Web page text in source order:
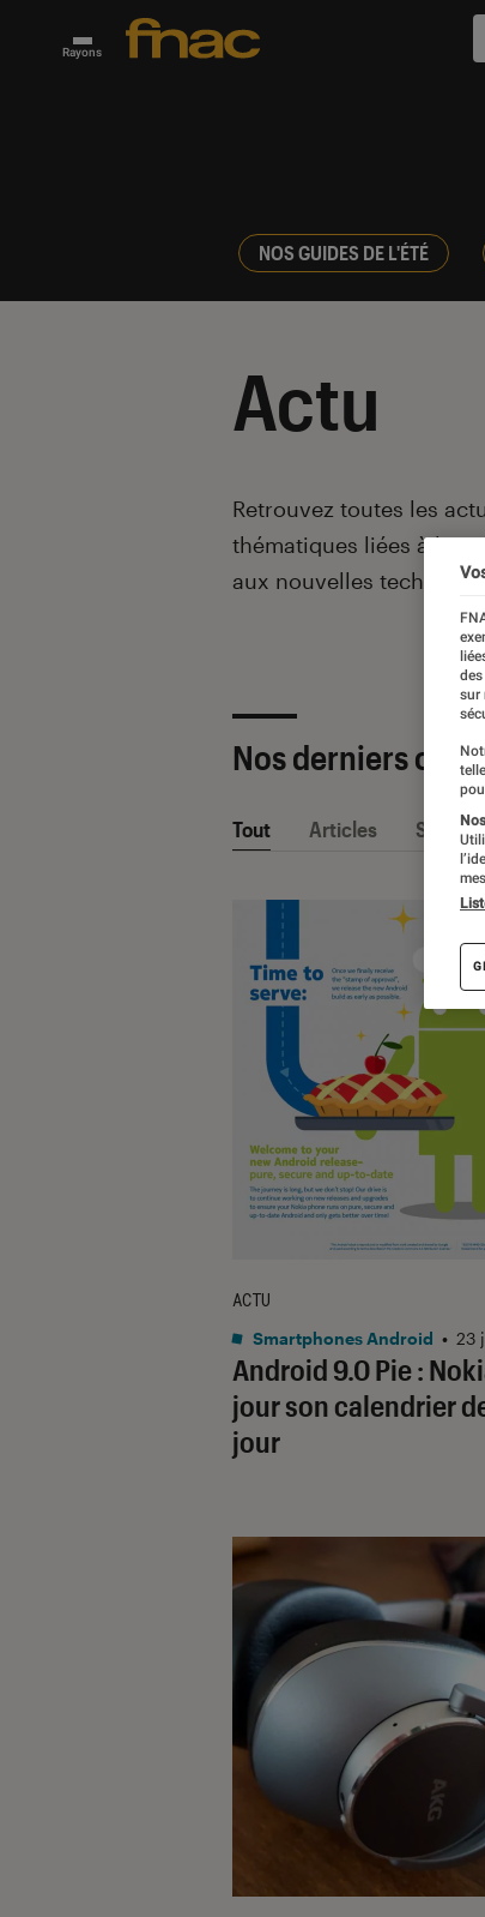
Rayons
NOS GUIDES DE L'ÉTÉ
Actu
Introduction
Retrouvez toutes les
thématiques liées à la
aux nouvelles
Nos derniers
Tout Articles
Android 9.0 Pie :
jour son calendrier
jour
ACTU
Smartphones Android • 23
sur